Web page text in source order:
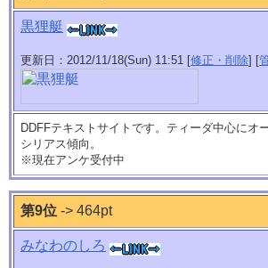
黒狸艇
更新日：2012/11/18(Sun) 11:51 [修正・削除] [
DDFFテキストサイトです。ティーダ中心にオ
シリアス傾向。
※現在アンケ受付中
第9位 -> 464pt
みなわのしろ